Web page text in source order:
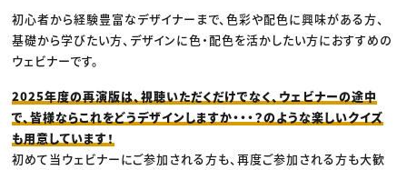
初心者から経験豊富なデザイナーまで、色彩や配色に興味がある方、
基礎から学びたい方、デザインに色・配色を活かしたい方におすすめの
ウェビナーです。
2025年度の再演版は、視聴いただくだけでなく、ウェビナーの途中
で、皆様ならこれをどうデザインしますか・・・？のような楽しいクイズ
も用意しています！
初めて当ウェビナーにご参加される方も、再度ご参加される方も大歓